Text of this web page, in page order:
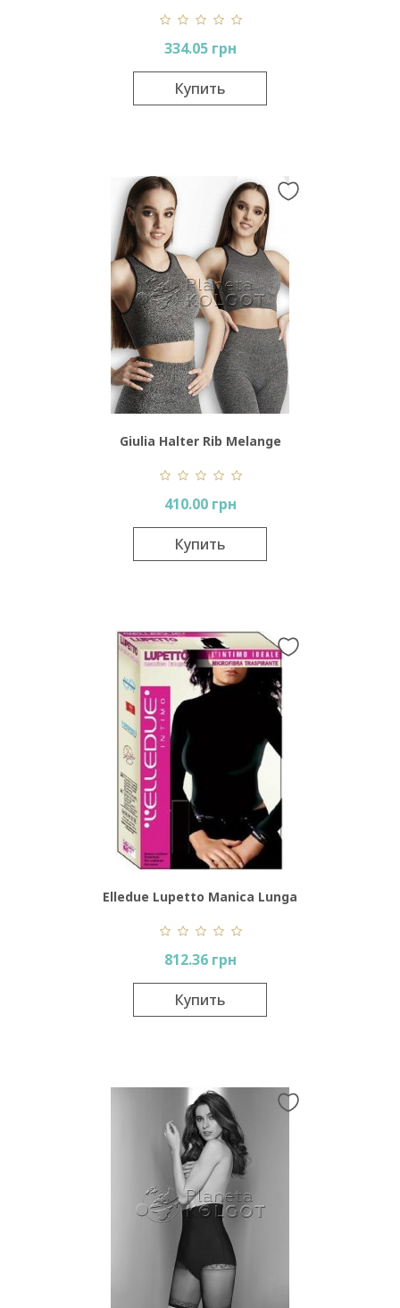
334.05 грн
Купить
Giulia Halter Rib Melange
410.00 грн
Купить
Elledue Lupetto Manica Lunga
812.36 грн
Купить